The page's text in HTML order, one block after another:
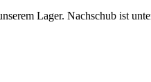
Lager. Nachschub ist